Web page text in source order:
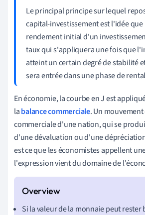
Le principal principe sur lequel
capital-investissement est l'idée que
rendement initial d'un
taux qui s'appliquera une fois que
atteint un certain degré de stabilité
sera entrée dans une phase de
En économie, la courbe en J est
labalance commerciale. Un
commerciale d'une nation, qui se
d'une dévaluation ou d'une
est ce que les économistes appellent
l'expression vient du domaine de
Si la valeur de la monnaie peut rester